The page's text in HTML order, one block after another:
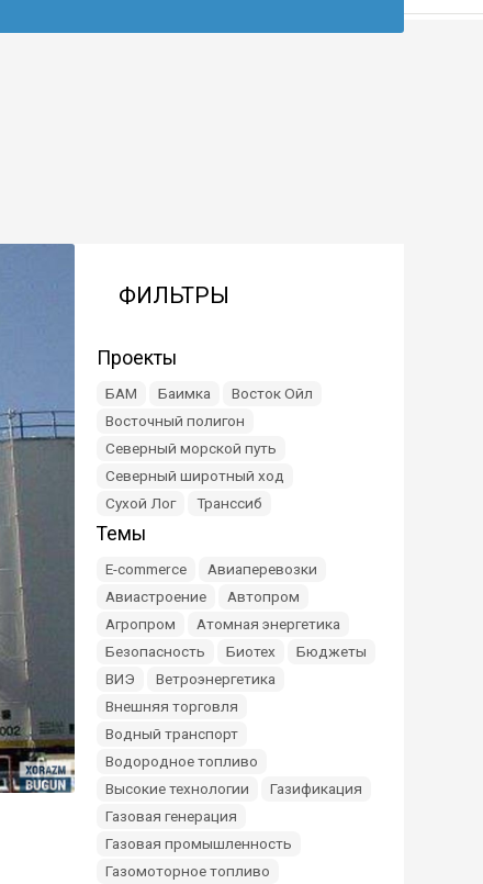
ФИЛЬТРЫ
Проекты
БАМ Баимка
Восток Ойл
Восточный полигон
Северный морской путь
Северный широтный ход
Сухой Лог
Транссиб
Темы
E-commerce
Авиаперевозки
Авиастроение
Автопром
Агропром
Атомная энергетика
Безопасность
Биотех
Бюджеты
ВИЭ
Ветроэнергетика
Внешняя торговля
Водный транспорт
Водородное топливо
Высокие технологии
Газификация
Газовая генерация
Газовая промышленность
Газомоторное топливо